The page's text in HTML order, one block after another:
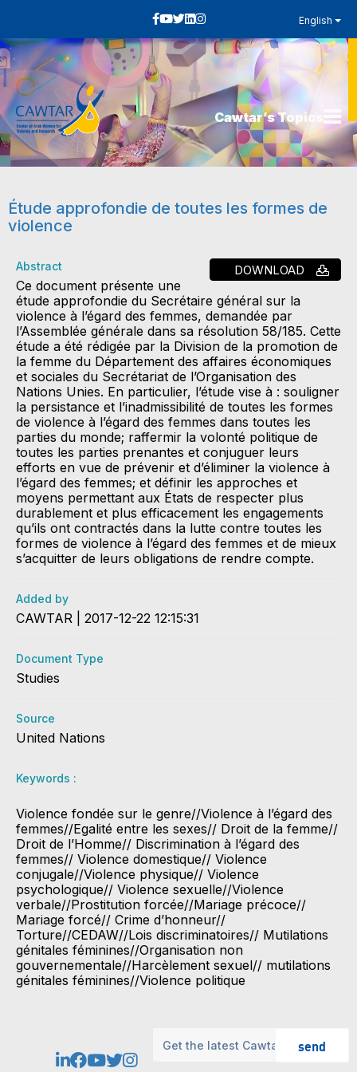
English
Cawtar’s Topics
Étude approfondie de toutes les formes de
violence
DOWNLOAD
Abstract
Ce document présente une
étude approfondie du Secrétaire général sur la
violence à l’égard des femmes, demandée par
l’Assemblée générale dans sa résolution 58/185. Cette
étude a été rédigée par la Division de la promotion de
la femme du Département des affaires économiques
et sociales du Secrétariat de l’Organisation des
Nations Unies. En particulier, l’étude vise à : souligner
la persistance et l’inadmissibilité de toutes les formes
de violence à l’égard des femmes dans toutes les
parties du monde; raffermir la volonté politique de
toutes les parties prenantes et conjuguer leurs
efforts en vue de prévenir et d’éliminer la violence à
l’égard des femmes; et définir les approches et
moyens permettant aux États de respecter plus
durablement et plus efficacement les engagements
qu’ils ont contractés dans la lutte contre toutes les
formes de violence à l’égard des femmes et de mieux
s’acquitter de leurs obligations de rendre compte.
Added by
CAWTAR | 2017-12-22 12:15:31
Document Type
Studies
Source
United Nations
Keywords :
​Violence fondée sur le genre//Violence à l’égard des
femmes//Egalité entre les sexes// Droit de la femme//
Droit de l’Homme// Discrimination à l’égard des
femmes// Violence domestique// Violence
conjugale//Violence physique// Violence
psychologique// Violence sexuelle//Violence
verbale//Prostitution forcée//Mariage précoce//
Mariage forcé// Crime d’honneur//
Torture//CEDAW//Lois discriminatoires// Mutilations
génitales féminines//Organisation non
gouvernementale//Harcèlement sexuel// mutilations
génitales féminines//Violence politique​
send